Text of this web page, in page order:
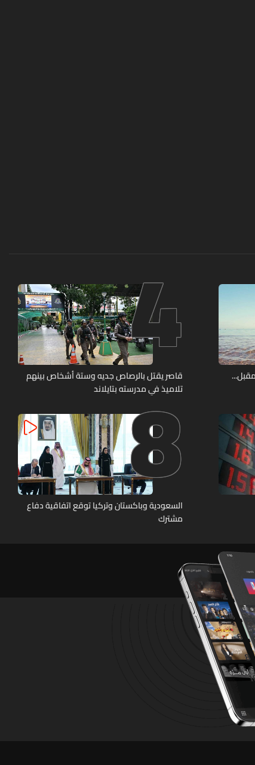
4
قاصر يقتل بالرصاص جديه وستة أشخاص بينهم
تلاميذ في مدرسته بتايلاند
8
السعودية وباكستان وتركيا توقع اتفاقية دفاع
مشترك